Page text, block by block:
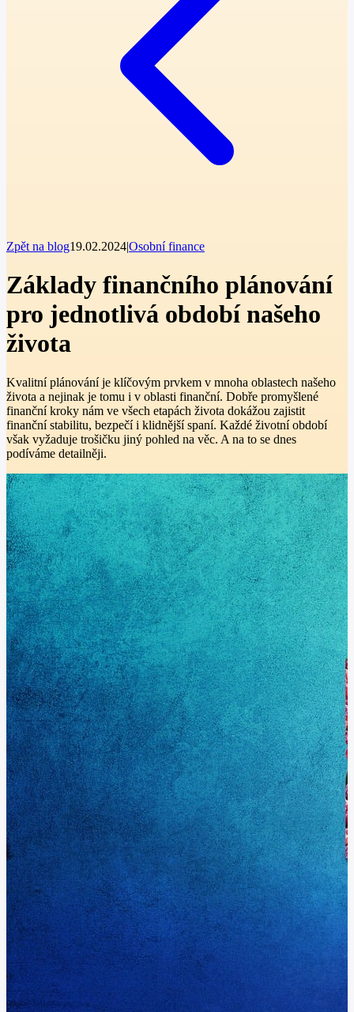
Zpět na blog19.02.2024|Osobní finance
Základy finančního plánování
pro jednotlivá období našeho
života
Kvalitní plánování je klíčovým prvkem v mnoha oblastech našeho
života a nejinak je tomu i v oblasti finanční. Dobře promyšlené
finanční kroky nám ve všech etapách života dokážou zajistit
finanční stabilitu, bezpečí i klidnější spaní. Každé životní období
však vyžaduje trošičku jiný pohled na věc. A na to se dnes
podíváme detailněji.